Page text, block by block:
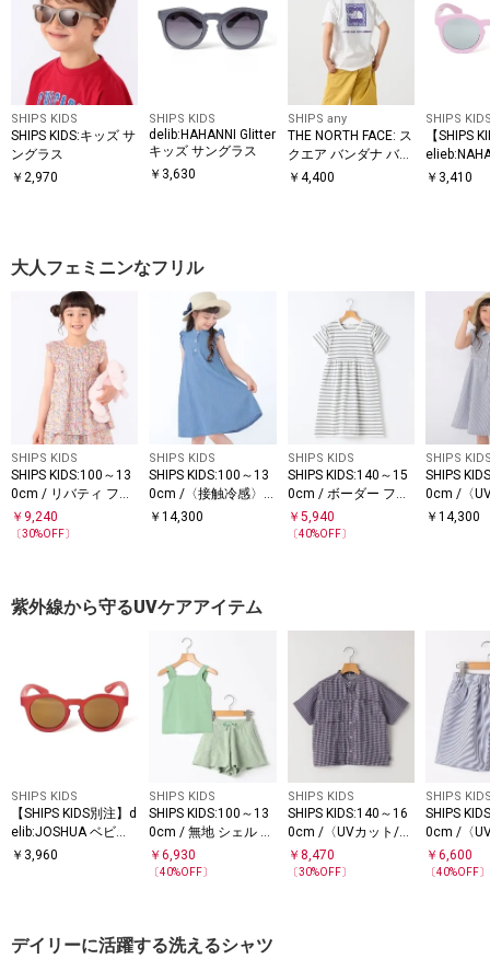
SHIPS KIDS
SHIPS KIDS:キッズ サ
ングラス
￥ 2,970
SHIPS KIDS
delib:HAHANNI Glitter
キッズ サングラス
￥ 3,630
SHIPS any
THE NORTH FACE: ス
クエア バンダナ バッ
クプリント ロゴ Tシ
￥ 4,400
SHIPS
【SHIPS
ズ サング
￥ 3,410
大人フェミニンなフリル
SHIPS KIDS
SHIPS KIDS:100～13
0cm / リバティ フリ
ル ブラウス
￥ 9,240
〔30%OFF〕
SHIPS KIDS
SHIPS KIDS:100～13
0cm /〈接触冷感〉
ドライメッシュ デニ
￥14,300
SHIPS KIDS
SHIPS KIDS:140～15
0cm / ボーダー フリ
ル ワンピース
￥ 5,940
〔40%OFF〕
SHIPS
SHIPS
0cm /〈
水速乾〉
￥14,300
紫外線から守るUVケアアイテム
SHIPS KIDS
【SHIPS KIDS別注】d
elib:JOSHUA ベビー
サングラス
￥ 3,960
SHIPS KIDS
SHIPS KIDS:100～13
0cm / 無地 シェル セ
パレート スイム ウエ
ア
￥6,930
〔40%OFF〕
SHIPS KIDS
SHIPS KIDS:140～16
0cm /〈UVカット/吸
水速乾〉ドライタッ
チ バンドカラー シャ
￥ 8,470
〔30%OFF〕
SHIPS
SHIPS
0cm /〈
水速乾〉
チ ショー
￥6,600
〔40%OFF〕
デイリーに活躍する洗えるシャツ